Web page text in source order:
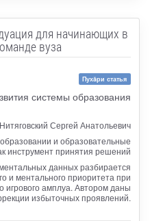
для начинающих в
вуза
Пухăри статья
системы образования
Нитяговский Сергей Анатольевич
и образовательные
инструмент принятия решений
данных разбирается
и ментального приоритета при
игрового амплуа. Автором даны
избыточных проявлений.